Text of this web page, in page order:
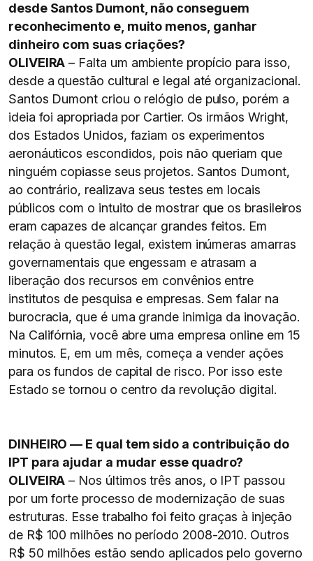
desde Santos Dumont, não conseguem
reconhecimento e, muito menos, ganhar
dinheiro com suas criações?
OLIVEIRA – Falta um ambiente propício para isso,
desde a questão cultural e legal até organizacional.
Santos Dumont criou o relógio de pulso, porém a
ideia foi apropriada por Cartier. Os irmãos Wright,
dos Estados Unidos, faziam os experimentos
aeronáuticos escondidos, pois não queriam que
ninguém copiasse seus projetos. Santos Dumont,
ao contrário, realizava seus testes em locais
públicos com o intuito de mostrar que os brasileiros
eram capazes de alcançar grandes feitos. Em
relação à questão legal, existem inúmeras amarras
governamentais que engessam e atrasam a
liberação dos recursos em convênios entre
institutos de pesquisa e empresas. Sem falar na
burocracia, que é uma grande inimiga da inovação.
Na Califórnia, você abre uma empresa online em 15
minutos. E, em um mês, começa a vender ações
para os fundos de capital de risco. Por isso este
Estado se tornou o centro da revolução digital.
DINHEIRO — E qual tem sido a contribuição do
IPT para ajudar a mudar esse quadro?
OLIVEIRA – Nos últimos três anos, o IPT passou
por um forte processo de modernização de suas
estruturas. Esse trabalho foi feito graças à injeção
de R$ 100 milhões no período 2008-2010. Outros
R$ 50 milhões estão sendo aplicados pelo governo